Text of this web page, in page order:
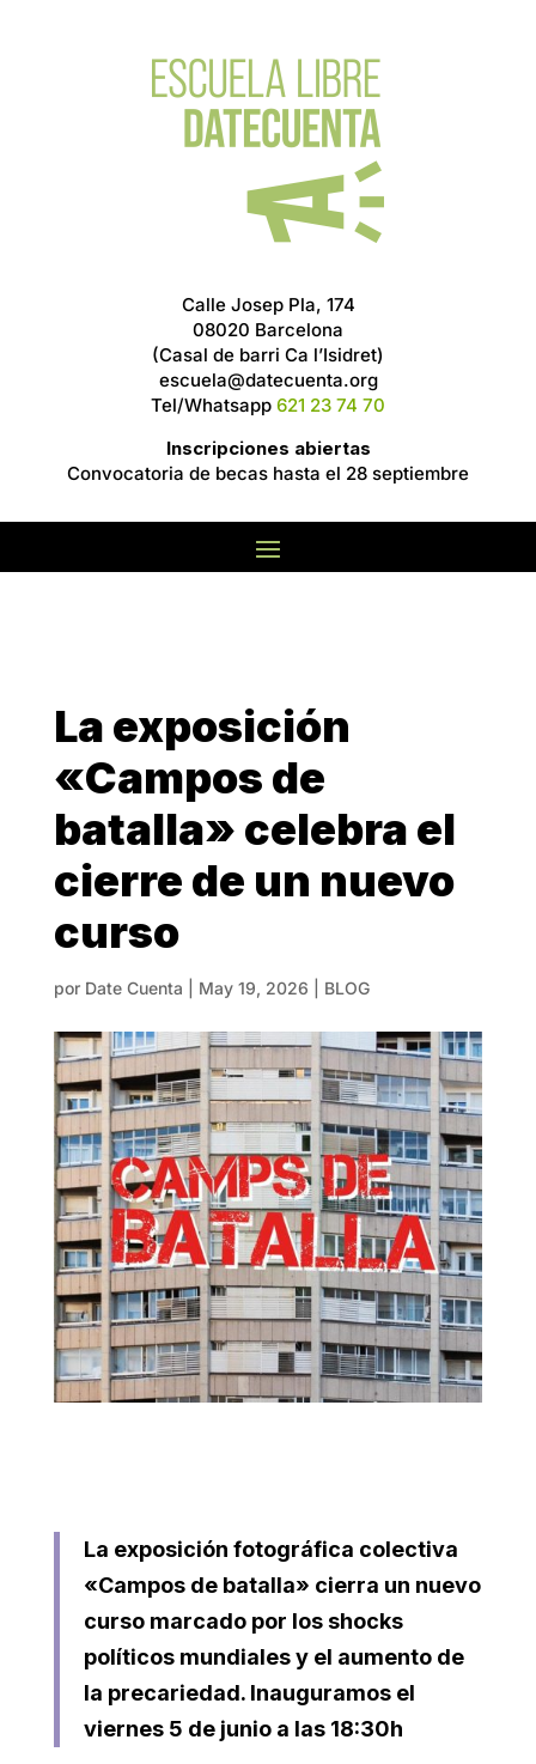
Calle Josep Pla, 174
08020 Barcelona
(Casal de barri Ca l’Isidret)
escuela@datecuenta.org
Tel/Whatsapp 621 23 74 70
Inscripciones abiertas
Convocatoria de becas hasta el 28 septiembre
La exposición
«Campos de
batalla» celebra el
cierre de un nuevo
curso
por Date Cuenta May 19, 2026 BLOG
La exposición fotográfica colectiva
«Campos de batalla» cierra un nuevo
curso marcado por los shocks
políticos mundiales y el aumento de
la precariedad. Inauguramos el
viernes 5 de junio a las 18:30h